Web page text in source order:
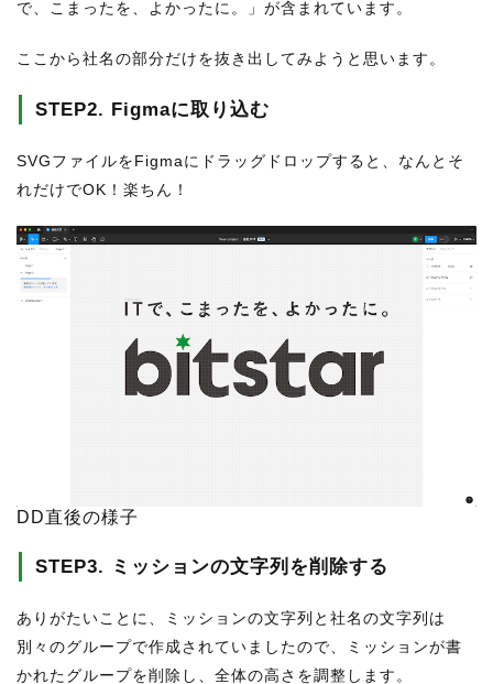
で、こまったを、よかったに。」が含まれています。
ここから社名の部分だけを抜き出してみようと思います。
STEP2. Figmaに取り込む
SVGファイルをFigmaにドラッグドロップすると、なんとそ
れだけでOK！楽ちん！
DD直後の様子
STEP3. ミッションの文字列を削除する
ありがたいことに、ミッションの文字列と社名の文字列は
別々のグループで作成されていましたので、ミッションが書
かれたグループを削除し、全体の高さを調整します。